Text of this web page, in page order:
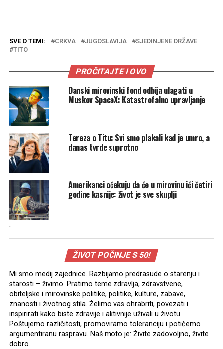
SVE O TEMI: CRKVA JUGOSLAVIJA
SJEDINJENE DRŽAVE
TITO
PROČITAJTE I OVO
Danski mirovinski fond odbija ulagati u
Muskov SpaceX: Katastrofalno upravljanje
Tereza o Titu: Svi smo plakali kad je umro, a
danas tvrde suprotno
Amerikanci očekuju da će u mirovinu ići četiri
godine kasnije: život je sve skuplji
.
ŽIVOT POČINJE S 50!
Mi smo medij zajednice. Razbijamo predrasude o starenju i
starosti – živimo. Pratimo teme zdravlja, zdravstvene,
obiteljske i mirovinske politike, politike, kulture, zabave,
znanosti i životnog stila. Želimo vas ohrabriti, povezati i
inspirirati kako biste zdravije i aktivnije uživali u životu.
Poštujemo različitosti, promoviramo toleranciju i potičemo
argumentiranu raspravu. Naš moto je: Živite zadovoljno, živite
dobro.